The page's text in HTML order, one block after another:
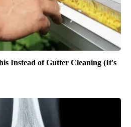
Instead of Gutter Cleaning (It's